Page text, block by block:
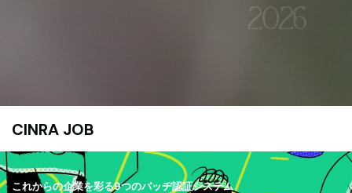
CINRA JOB
これからの企業を彩る9つのバッヂ認証システム